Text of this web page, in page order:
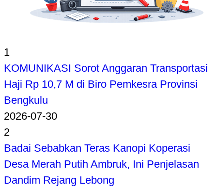
1
KOMUNIKASI Sorot Anggaran Transportasi
Haji Rp 10,7 M di Biro Pemkesra Provinsi
Bengkulu
2026-07-30
2
Badai Sebabkan Teras Kanopi Koperasi
Desa Merah Putih Ambruk, Ini Penjelasan
Dandim Rejang Lebong